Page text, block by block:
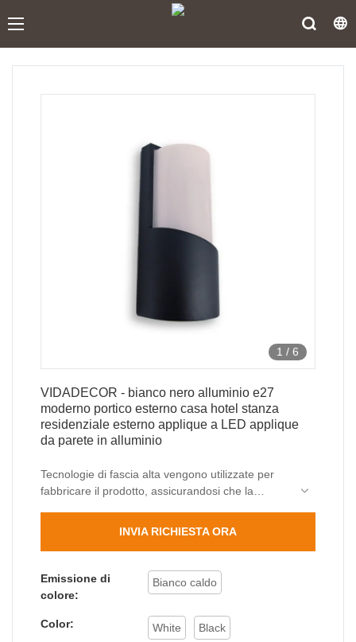
1 / 6
VIDADECOR - bianco nero alluminio e27
moderno portico esterno casa hotel stanza
residenziale esterno applique a LED applique
da parete in alluminio
Tecnologie di fascia alta vengono utilizzate per
fabbricare il prodotto, assicurandosi che la
LED all'esterno della moderna veranda esterna
qualità. Ha ottimi usi in una vasta gamma di
lampade da parete per esterni.
INVIA RICHIESTA ORA
Emissione di
colore:
Bianco caldo
Color: White Black